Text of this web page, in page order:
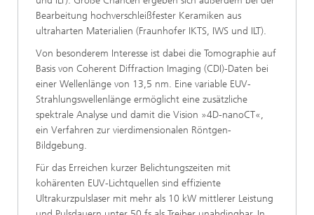
Bearbeitung hochverschleißfester Keramiken aus
ultraharten Materialien (Fraunhofer IKTS, IWS und ILT).
Von besonderem Interesse ist dabei die Tomographie auf
Basis von Coherent Diffraction Imaging (CDI)-Daten bei
einer Wellenlänge von 13,5 nm. Eine variable EUV-
Strahlungswellenlänge ermöglicht eine zusätzliche
spektrale Analyse und damit die Vision »4D-nanoCT«,
ein Verfahren zur vierdimensionalen Röntgen-
Bildgebung.
Für das Erreichen kurzer Belichtungszeiten mit
kohärenten EUV-Lichtquellen sind effiziente
Ultrakurzpulslaser mit mehr als 10 kW mittlerer Leistung